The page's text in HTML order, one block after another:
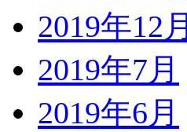
2019年12月
2019年7月
2019年6月